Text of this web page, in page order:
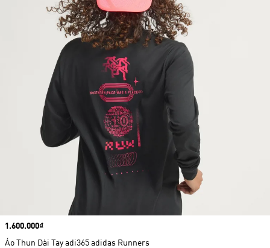
Price
1.600.000₫
Áo Thun Dài Tay adi365 adidas Runners